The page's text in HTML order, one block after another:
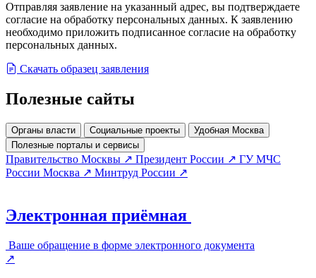
Отправляя заявление на указанный адрес, вы подтверждаете
согласие на обработку персональных данных. К заявлению
необходимо приложить подписанное согласие на обработку
персональных данных.
Скачать образец заявления
Полезные сайты
Органы власти Социальные проекты
Удобная Москва
Полезные порталы и сервисы
Правительство Москвы ↗ Президент России ↗ ГУ МЧС
России Москва ↗ Минтруд России ↗
Электронная приёмная
Ваше обращение в форме электронного документа
↗